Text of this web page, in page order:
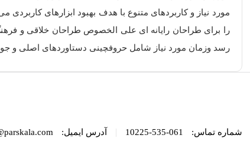
مورد نیاز و کاربردهای متنوع با هدف بهبود ابزارهای
را برای طراحان رایانه ای علی الخصوص طراحان خلاقی و
رسد وزمان مورد نیاز شامل حروفچینی دستاوردهای اصلی و
شماره تماس: 061-535-10225
| آدرس ایمیل: